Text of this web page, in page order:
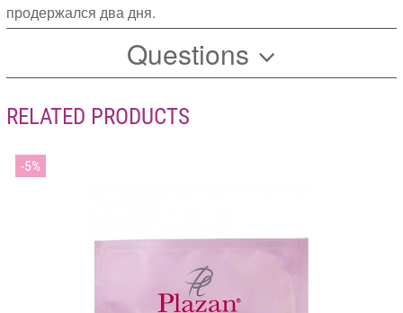
продержался два дня.
Questions
RELATED PRODUCTS
5